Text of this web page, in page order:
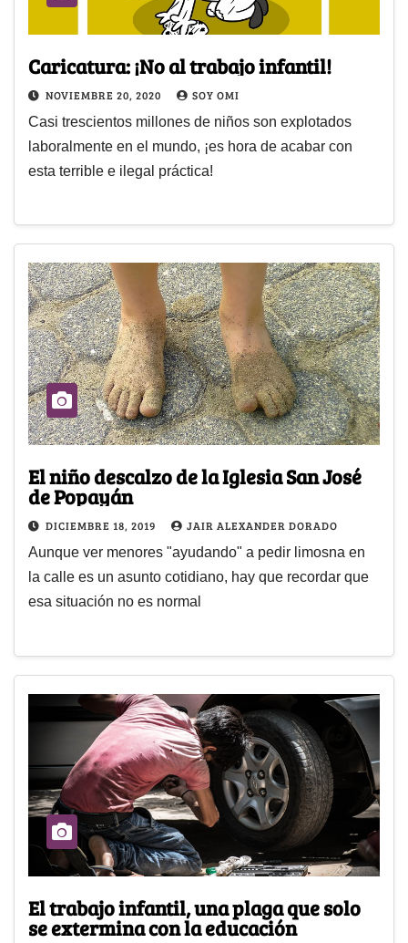
Caricatura: ¡No al trabajo infantil!
NOVIEMBRE 20, 2020 SOY OMI
Casi trescientos millones de niños son explotados
laboralmente en el mundo, ¡es hora de acabar con
esta terrible e ilegal práctica!
El niño descalzo de la Iglesia San José
de Popayán
DICIEMBRE 18, 2019 JAIR ALEXANDER DORADO
Aunque ver menores "ayudando" a pedir limosna en
la calle es un asunto cotidiano, hay que recordar que
esa situación no es normal
El trabajo infantil, una plaga que solo
se extermina con la educación